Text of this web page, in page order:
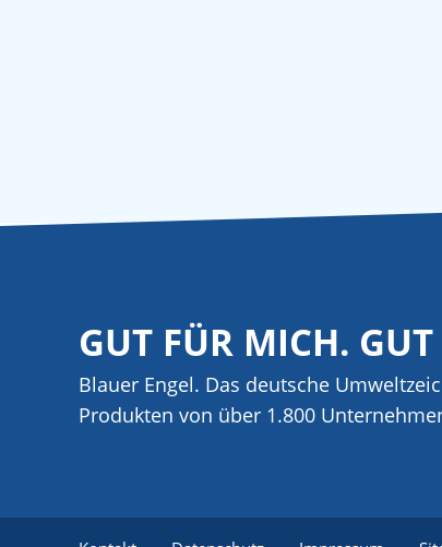
GUT FÜR MICH.
Blauer Engel. Das deutsche
Produkten von über 1.800